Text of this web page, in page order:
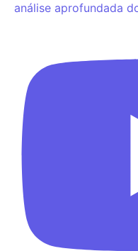
análise aprofundada